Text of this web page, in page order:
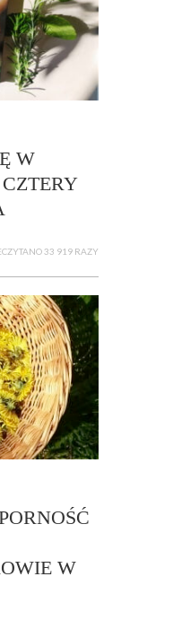
W
33 919 RAZY
W